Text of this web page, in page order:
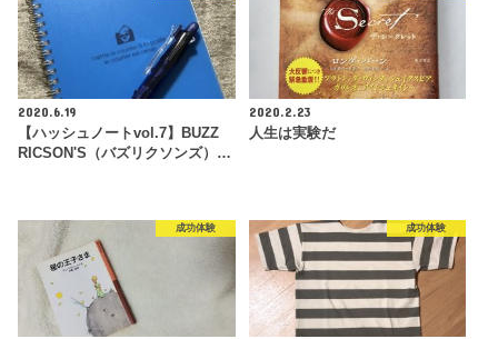
2020.6.19
【ハッシュノートvol.7】BUZZ
RICSON'S（バズリクソンズ）…
2020.2.23
人生は実験だ
成功体験 成功体験